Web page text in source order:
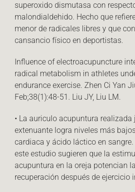
superoxido dismutasa con
malondialdehido. Hecho que
menor de radicales libres y que
cansancio físico en deportistas.
Influence of electroacupuncture
radical metabolism in athletes
endurance exercise. Zhen Ci Yan
Feb;38(1):48-51. Liu JY, Liu LM.
• La auriculo acupuntura
extenuante logra niveles más
cardiaca y ácido láctico en
este estudio sugieren que la
acupuntura en la oreja potencian
recuperación después de ejercicio